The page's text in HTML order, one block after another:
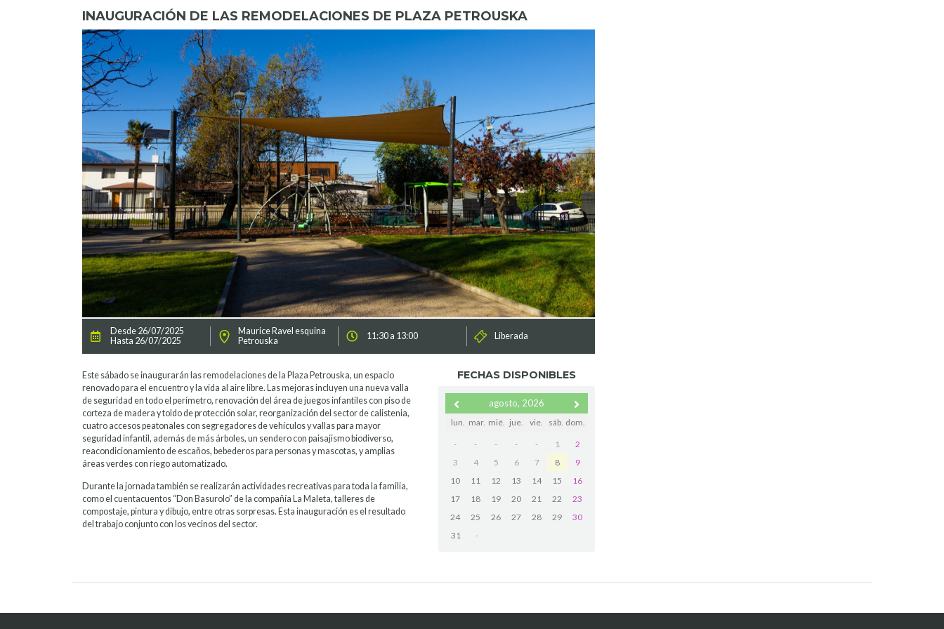
INAUGURACIÓN DE LAS REMODELACIONES DE PLAZA PETROUSKA
Desde 26/07/2025
Hasta 26/07/2025
Maurice Ravel esquina
Petrouska
11:30 a 13:00 Liberada
Este sábado se inaugurarán las remodelaciones de la Plaza Petrouska, un espacio
renovado para el encuentro y la vida al aire libre. Las mejoras incluyen una nueva valla
de seguridad en todo el perímetro, renovación del área de juegos infantiles con piso de
corteza de madera y toldo de protección solar, reorganización del sector de calistenia,
cuatro accesos peatonales con segregadores de vehículos y vallas para mayor
seguridad infantil, además de más árboles, un sendero con paisajismo biodiverso,
reacondicionamiento de escaños, bebederos para personas y mascotas, y amplias
áreas verdes con riego automatizado.
Durante la jornada también se realizarán actividades recreativas para toda la familia,
como el cuentacuentos “Don Basurolo” de la compañía La Maleta, talleres de
compostaje, pintura y dibujo, entre otras sorpresas. Esta inauguración es el resultado
del trabajo conjunto con los vecinos del sector.
FECHAS DISPONIBLES
agosto, 2026
lun. mar. mié. jue. vie. sáb. dom.
- - - - - 1
2
3
4 5 6 7 8
9
10
11 12 13 14 15
16
17
18 19 20 21 22
23
24
25 26 27 28 29
30
31
-